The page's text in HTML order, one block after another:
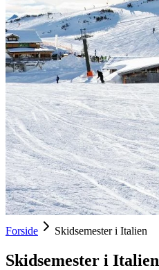
Forside Skidsemester i Italien
Skidsemester i Italien